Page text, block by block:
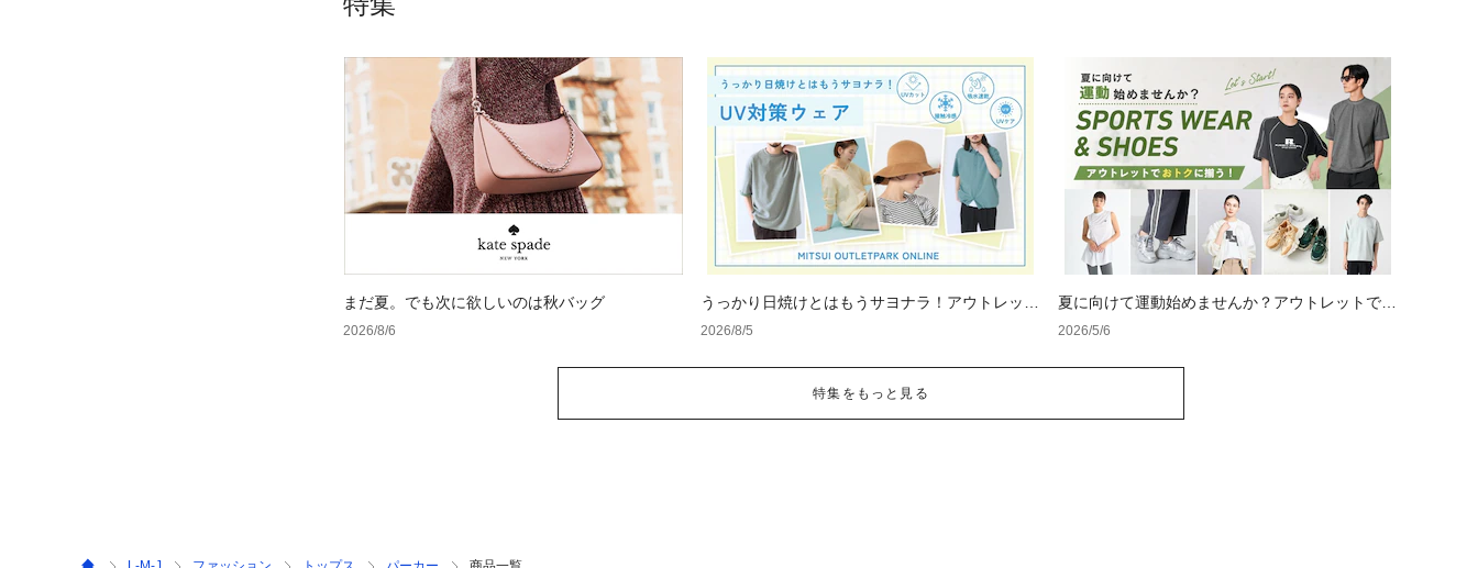
まだ夏。でも次に欲しいのは秋バッグ
2026/8/6
うっかり日焼けとはもうサヨナラ！アウトレット
で見つけるUV対策ウェア
2026/8/5
夏に向けて運動始めませんか？アウトレットで揃
えるスポーツウェア＆シューズ
2026/5/6
特集をもっと見る